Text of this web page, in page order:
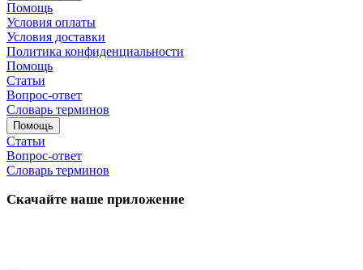
Помощь
Условия оплаты
Условия доставки
Политика конфиденциальности
Помощь
Статьи
Вопрос-ответ
Словарь терминов
Помощь
Статьи
Вопрос-ответ
Словарь терминов
Скачайте наше приложение